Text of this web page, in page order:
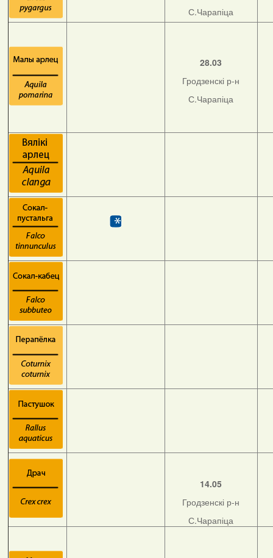
С.Чарапіца
28.03
Гродзенскі р-н
С.Чарапіца
14.05
Гродзенскі р-н
С.Чарапіца